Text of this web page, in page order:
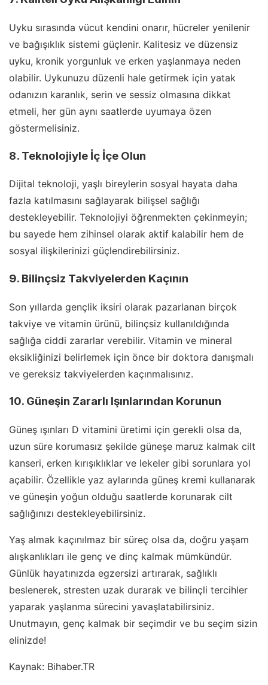
Uyku sırasında vücut kendini onarır, hücreler yenilenir
ve bağışıklık sistemi güçlenir. Kalitesiz ve düzensiz
uyku, kronik yorgunluk ve erken yaşlanmaya neden
olabilir. Uykunuzu düzenli hale getirmek için yatak
odanızın karanlık, serin ve sessiz olmasına dikkat
etmeli, her gün aynı saatlerde uyumaya özen
göstermelisiniz.
8. Teknolojiyle İç İçe Olun
Dijital teknoloji, yaşlı bireylerin sosyal hayata daha
fazla katılmasını sağlayarak bilişsel sağlığı
destekleyebilir. Teknolojiyi öğrenmekten çekinmeyin;
bu sayede hem zihinsel olarak aktif kalabilir hem de
sosyal ilişkilerinizi güçlendirebilirsiniz.
9. Bilinçsiz Takviyelerden Kaçının
Son yıllarda gençlik iksiri olarak pazarlanan birçok
takviye ve vitamin ürünü, bilinçsiz kullanıldığında
sağlığa ciddi zararlar verebilir. Vitamin ve mineral
eksikliğinizi belirlemek için önce bir doktora danışmalı
ve gereksiz takviyelerden kaçınmalısınız.
10. Güneşin Zararlı Işınlarından Korunun
Güneş ışınları D vitamini üretimi için gerekli olsa da,
uzun süre korumasız şekilde güneşe maruz kalmak cilt
kanseri, erken kırışıklıklar ve lekeler gibi sorunlara yol
açabilir. Özellikle yaz aylarında güneş kremi kullanarak
ve güneşin yoğun olduğu saatlerde korunarak cilt
sağlığınızı destekleyebilirsiniz.
Yaş almak kaçınılmaz bir süreç olsa da, doğru yaşam
alışkanlıkları ile genç ve dinç kalmak mümkündür.
Günlük hayatınızda egzersizi artırarak, sağlıklı
beslenerek, stresten uzak durarak ve bilinçli tercihler
yaparak yaşlanma sürecini yavaşlatabilirsiniz.
Unutmayın, genç kalmak bir seçimdir ve bu seçim sizin
elinizde!
Kaynak: Bihaber.TR